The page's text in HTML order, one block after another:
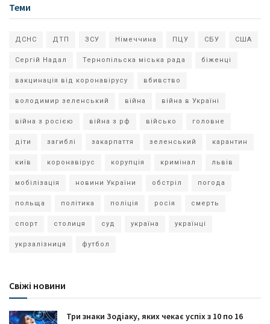
Теми
ДСНС ДТП ЗСУ Німеччина ПЦУ СБУ США
Сергій Надал Тернопільска міська рада біженці
вакцинація від коронавірусу вбивство
володимир зеленський війна війна в Україні
війна з росією війна з рф військо головне
діти загиблі закарпаття зеленський карантин
київ коронавірус корупція кримінал львів
мобілізація новини України обстріл погода
польща політика поліція росія смерть
спорт столиця суд україна українці
укрзалізниця футбол
Свіжі новини
Три знаки Зодіаку, яких чекає успіх з 10 по 16